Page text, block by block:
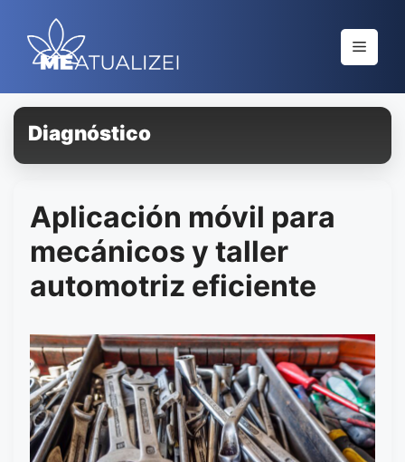
contenido
Menú
Diagnóstico
Aplicación móvil para
mecánicos y taller
automotriz eficiente